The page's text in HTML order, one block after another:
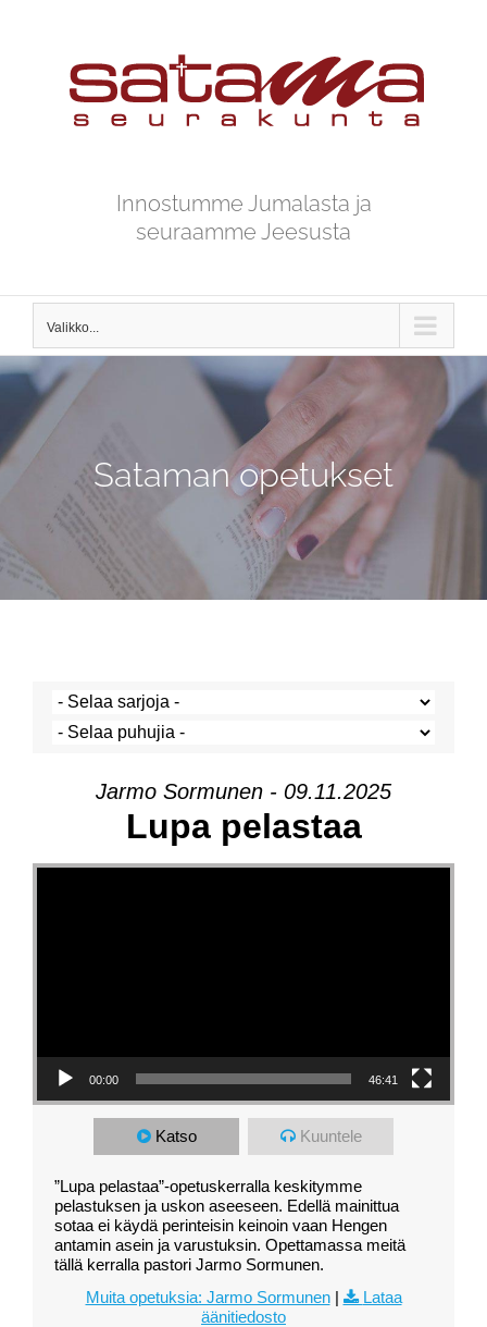
Innostumme Jumalasta ja
seuraamme Jeesusta
Valikko...
Sataman opetukset
Jarmo Sormunen - 09.11.2025
Lupa pelastaa
Videotoistin
00:00 46:41
Katso Kuuntele
”Lupa pelastaa”-opetuskerralla keskitymme
pelastuksen ja uskon aseeseen. Edellä mainittua
sotaa ei käydä perinteisin keinoin vaan Hengen
antamin asein ja varustuksin. Opettamassa meitä
tällä kerralla pastori Jarmo Sormunen.
Muita opetuksia: Jarmo Sormunen|
Lataa
äänitiedosto